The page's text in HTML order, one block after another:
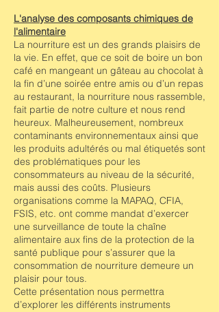
L'analyse des composants chimiques de
l'alimentaire
La nourriture est un des grands plaisirs de
la vie. En effet, que ce soit de boire un bon
café en mangeant un gâteau au chocolat à
la fin d’une soirée entre amis ou d’un repas
au restaurant, la nourriture nous rassemble,
fait partie de notre culture et nous rend
heureux. Malheureusement, nombreux
contaminants environnementaux ainsi que
les produits adultérés ou mal étiquetés sont
des problématiques pour les
consommateurs au niveau de la sécurité,
mais aussi des coûts. Plusieurs
organisations comme la MAPAQ, CFIA,
FSIS, etc. ont comme mandat d’exercer
une surveillance de toute la chaîne
alimentaire aux fins de la protection de la
santé publique pour s’assurer que la
consommation de nourriture demeure un
plaisir pour tous.
Cette présentation nous permettra
d’explorer les différents instruments